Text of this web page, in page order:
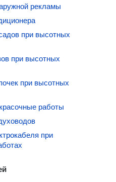
рекламы
при высотных
при высотных
при высотных
работы
при